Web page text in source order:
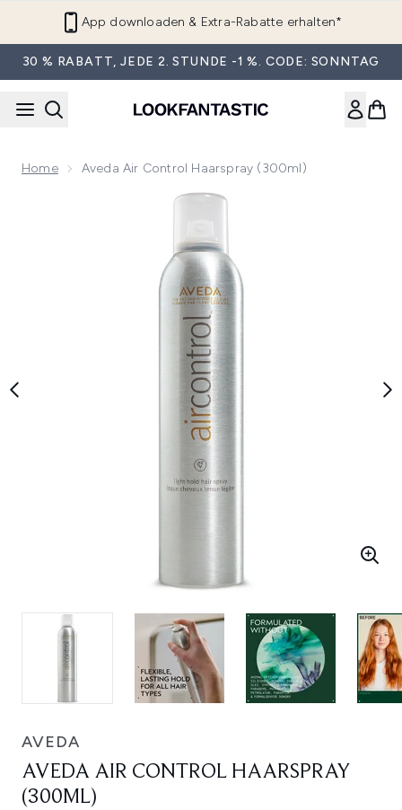
App downloaden & Extra-Rabatte erhalten*
30 % RABATT, JEDE 2. STUNDE -1 %. CODE: SONNTAG
Home Aveda Air Control Haarspray (300ml)
Now showing image 1 Aveda Air Control Haarspray (300ml)
AVEDA
AVEDA AIR CONTROL HAARSPRAY
(300ML)